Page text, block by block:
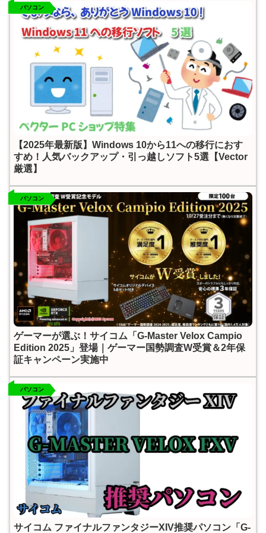
パソコン
【2025年最新版】Windows 10から11への移行におす
すめ！人気バックアップ・引っ越しソフト5選【Vector
厳選】
パソコン
ゲーマーが選ぶ！サイコム「G-Master Velox Campio
Edition 2025」登場｜ゲーマー国勢調査W受賞＆2年保
証キャンペーン実施中
パソコン
サイコム ファイナルファンタジーXIV推奨パソコン「G-